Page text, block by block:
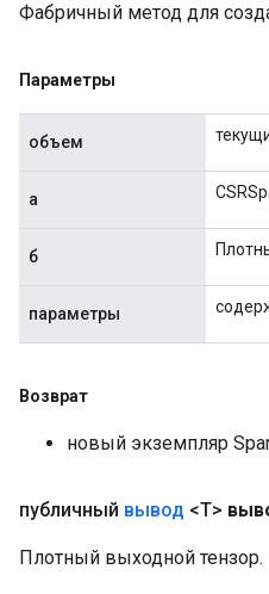
Фабричный метод для
Параметры
объем
а
б
параметры
Возврат
новый экземпляр
публичный вывод <T>
Плотный выходной тензор.